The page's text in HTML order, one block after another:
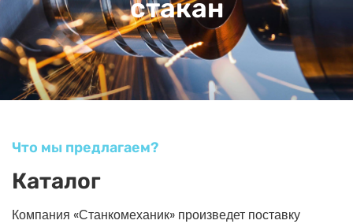
стакан
Что мы предлагаем?
Каталог
Компания «Станкомеханик» произведет поставку